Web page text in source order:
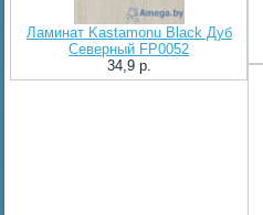
Ламинат Kastamonu Black Дуб
Северный FP0052
34,9 p.